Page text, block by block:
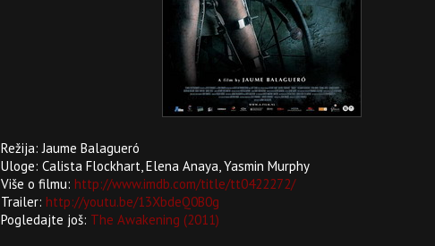
Režija: Jaume Balagueró
Uloge: Calista Flockhart, Elena Anaya, Yasmin Murphy
Više o filmu: http://www.imdb.com/title/tt0422272/
Trailer: http://youtu.be/13XbdeQ0B0g
Pogledajte još: The Awakening (2011)